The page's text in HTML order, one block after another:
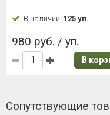
В наличии: 125 уп.
980 руб. / уп.
В
Сопутствующие